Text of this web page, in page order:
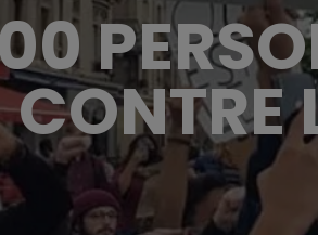
CONTRE